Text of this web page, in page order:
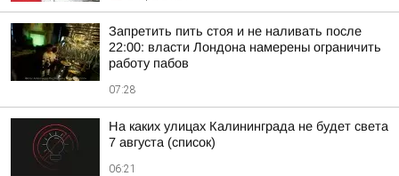
Запретить пить стоя и не наливать после
22:00: власти Лондона намерены ограничить
работу пабов
07:28
На каких улицах Калининграда не будет света
7 августа (список)
06:21